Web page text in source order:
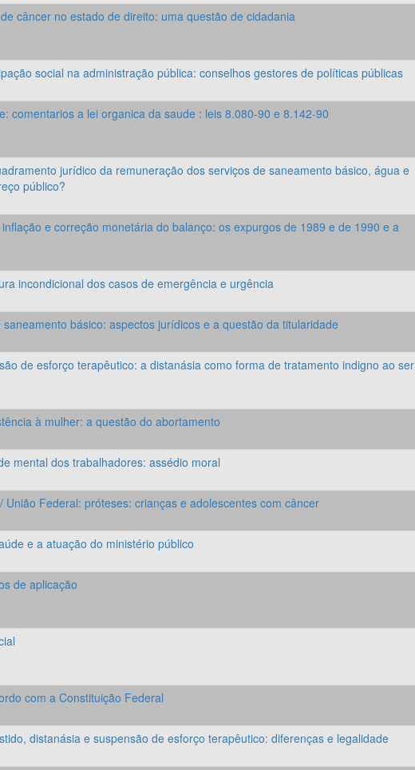
câncer no estado de direito: uma questão de cidadania
social na administração pública: conselhos gestores de políticas públicas
comentarios a lei organica da saude : leis 8.080-90 e 8.142-90
jurídico da remuneração dos serviços de saneamento básico, água e
público?
e correção monetária do balanço: os expurgos de 1989 e de 1990 e a
incondicional dos casos de emergência e urgência
básico: aspectos jurídicos e a questão da titularidade
de esforço terapêutico: a distanásia como forma de tratamento indigno ao ser
à mulher: a questão do abortamento
mental dos trabalhadores: assédio moral
União Federal: próteses: crianças e adolescentes com câncer
e a atuação do ministério público
de aplicação
com a Constituição Federal
distanásia e suspensão de esforço terapêutico: diferenças e legalidade